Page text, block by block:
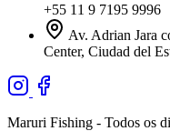
+55 11 9 7195 9996
Av. Adrian Jara
Center, Ciudad del
Maruri Fishing - Todos os